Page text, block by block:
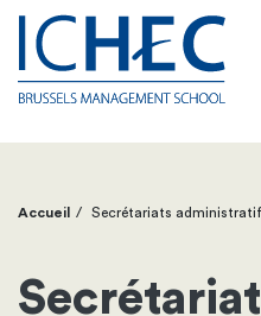
Fil
d'Ariane
Accueil Secrétariats